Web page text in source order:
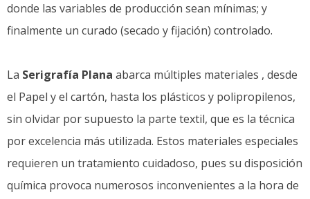
donde las variables de producción sean mínimas; y
finalmente un curado (secado y fijación) controlado.
La Serigrafía Plana abarca múltiples materiales , desde
el Papel y el cartón, hasta los plásticos y polipropilenos,
sin olvidar por supuesto la parte textil, que es la técnica
por excelencia más utilizada. Estos materiales especiales
requieren un tratamiento cuidadoso, pues su disposición
química provoca numerosos inconvenientes a la hora de